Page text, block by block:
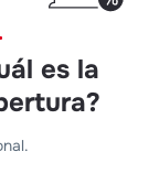
es la